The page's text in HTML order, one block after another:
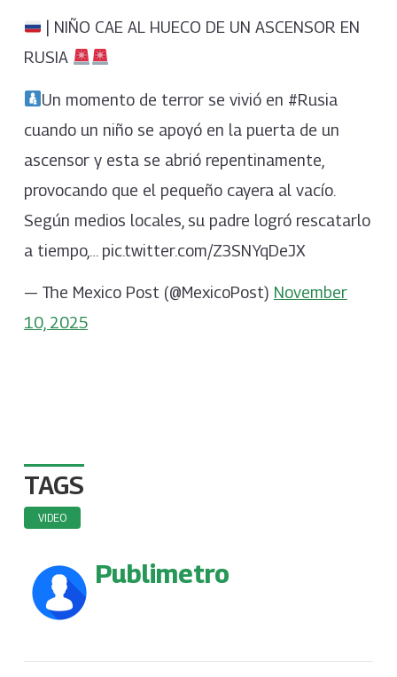
| NIÑO CAE AL HUECO DE UN ASCENSOR EN
RUSIA
Un momento de terror se vivió en #Rusia
cuando un niño se apoyó en la puerta de un
ascensor y esta se abrió repentinamente,
provocando que el pequeño cayera al vacío.
Según medios locales, su padre logró rescatarlo
a tiempo,… pic.twitter.com/Z3SNYqDeJX
— The Mexico Post (@MexicoPost) November
10, 2025
TAGS
VIDEO
Publimetro